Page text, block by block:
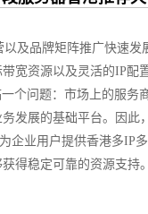
及品牌矩阵推广快速
宽资源以及灵活的IP配
个问题：市场上的服
发展的基础平台。因
企业用户提供香港多IP
得稳定可靠的资源支